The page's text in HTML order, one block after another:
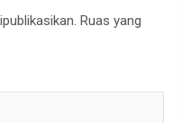
Ruas yang